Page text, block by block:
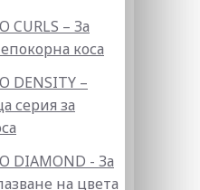
CURLS – За
коса
DENSITY –
серия за
DIAMOND - За
на цвета